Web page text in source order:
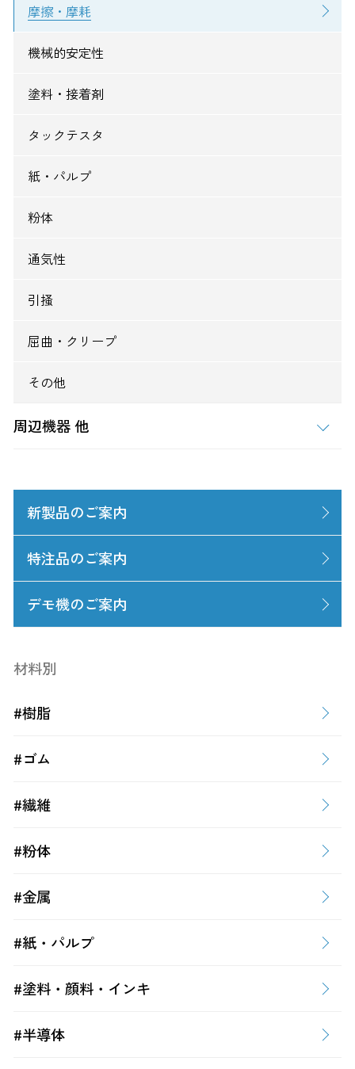
摩擦・摩耗
機械的安定性
塗料・接着剤
タックテスタ
紙・パルプ
粉体
通気性
引掻
屈曲・クリープ
その他
周辺機器 他
新製品のご案内
特注品のご案内
デモ機のご案内
材料別
#樹脂
#ゴム
#繊維
#粉体
#金属
#紙・パルプ
#塗料・顔料・インキ
#半導体